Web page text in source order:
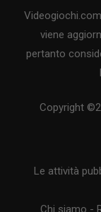
viene
pertanto
Copyright
Le attività
Chi siamo -